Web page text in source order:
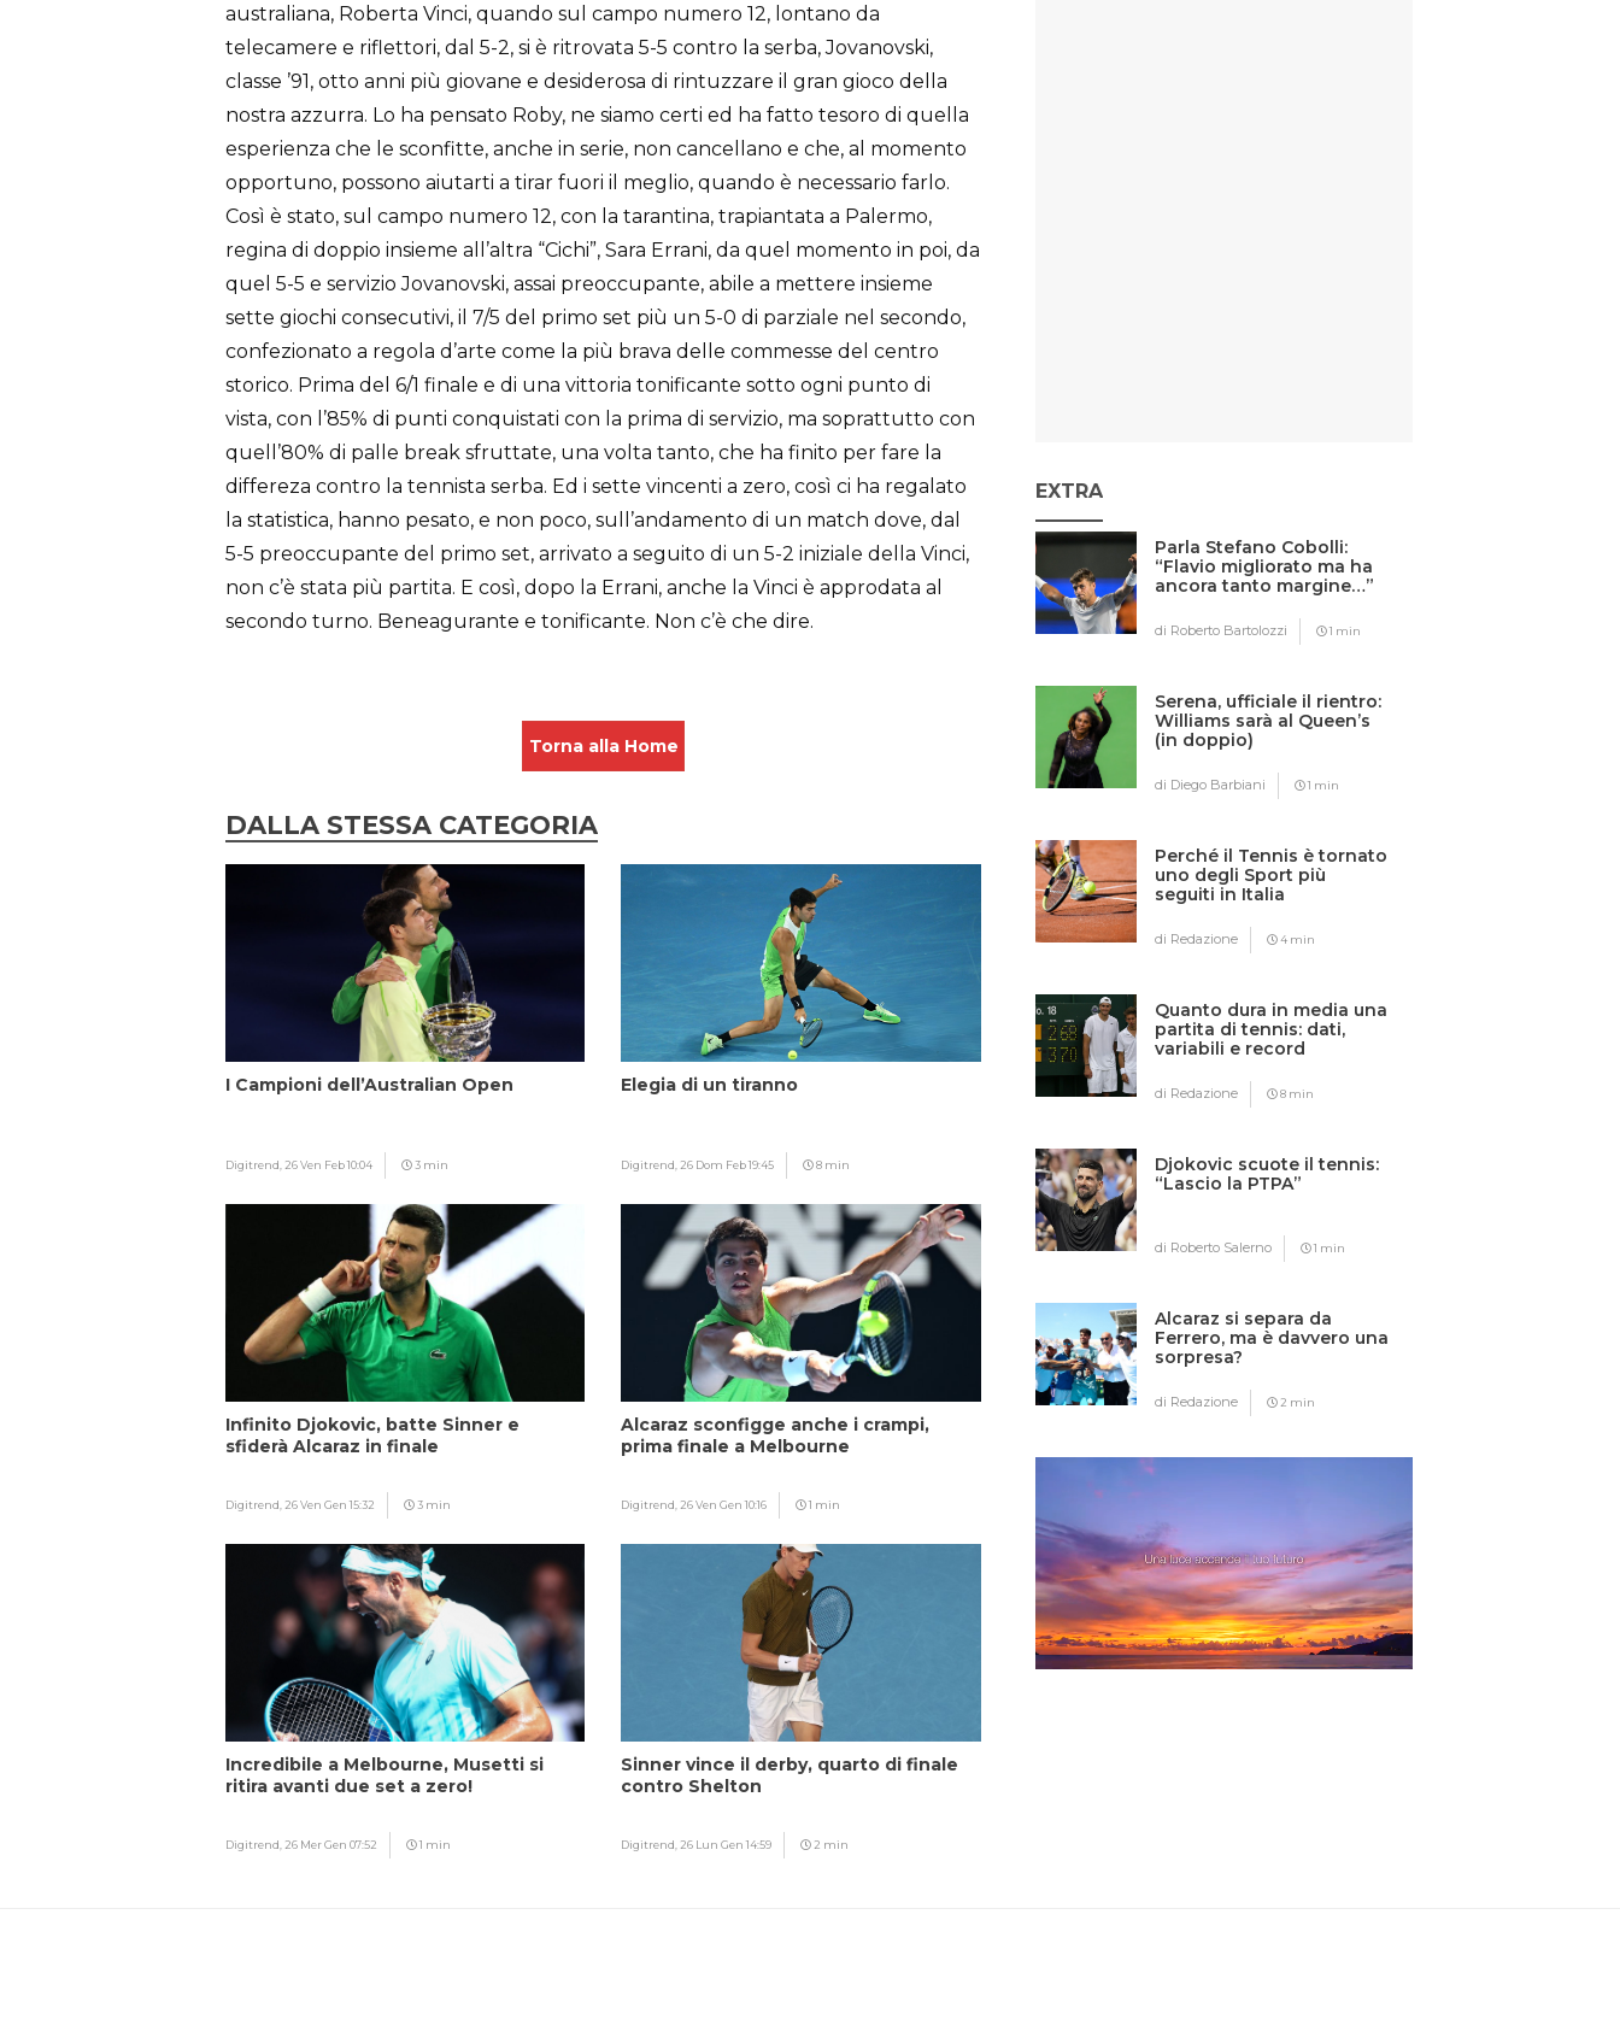
australiana, Roberta Vinci, quando sul campo numero 12, lontano da
telecamere e riflettori, dal 5-2, si è ritrovata 5-5 contro la serba, Jovanovski,
classe ’91, otto anni più giovane e desiderosa di rintuzzare il gran gioco della
nostra azzurra. Lo ha pensato Roby, ne siamo certi ed ha fatto tesoro di quella
esperienza che le sconfitte, anche in serie, non cancellano e che, al momento
opportuno, possono aiutarti a tirar fuori il meglio, quando è necessario farlo.
Così è stato, sul campo numero 12, con la tarantina, trapiantata a Palermo,
regina di doppio insieme all’altra “Cichi”, Sara Errani, da quel momento in poi, da
quel 5-5 e servizio Jovanovski, assai preoccupante, abile a mettere insieme
sette giochi consecutivi, il 7/5 del primo set più un 5-0 di parziale nel secondo,
confezionato a regola d’arte come la più brava delle commesse del centro
storico. Prima del 6/1 finale e di una vittoria tonificante sotto ogni punto di
vista, con l’85% di punti conquistati con la prima di servizio, ma soprattutto con
quell’80% di palle break sfruttate, una volta tanto, che ha finito per fare la
differeza contro la tennista serba. Ed i sette vincenti a zero, così ci ha regalato
la statistica, hanno pesato, e non poco, sull’andamento di un match dove, dal
5-5 preoccupante del primo set, arrivato a seguito di un 5-2 iniziale della Vinci,
non c’è stata più partita. E così, dopo la Errani, anche la Vinci è approdata al
secondo turno. Beneagurante e tonificante. Non c’è che dire.
Torna alla Home
DALLA STESSA CATEGORIA
I Campioni dell’Australian Open
Digitrend, 26 Ven Feb 10:04 3 min
Elegia di un tiranno
Digitrend, 26 Dom Feb 19:45 8 min
Infinito Djokovic, batte Sinner e
sfiderà Alcaraz in finale
Digitrend, 26 Ven Gen 15:32 3 min
Alcaraz sconfigge anche i crampi,
prima finale a Melbourne
Digitrend, 26 Ven Gen 10:16 1 min
Incredibile a Melbourne, Musetti si
ritira avanti due set a zero!
Digitrend, 26 Mer Gen 07:52 1 min
Sinner vince il derby, quarto di finale
contro Shelton
Digitrend, 26 Lun Gen 14:59 2 min
EXTRA
Parla Stefano Cobolli:
“Flavio migliorato ma ha
ancora tanto margine…”
di Roberto Bartolozzi 1 min
Serena, ufficiale il rientro:
Williams sarà al Queen’s
(in doppio)
di Diego Barbiani 1 min
Perché il Tennis è tornato
uno degli Sport più
seguiti in Italia
di Redazione 4 min
Quanto dura in media una
partita di tennis: dati,
variabili e record
di Redazione 8 min
Djokovic scuote il tennis:
“Lascio la PTPA”
di Roberto Salerno 1 min
Alcaraz si separa da
Ferrero, ma è davvero una
sorpresa?
di Redazione 2 min